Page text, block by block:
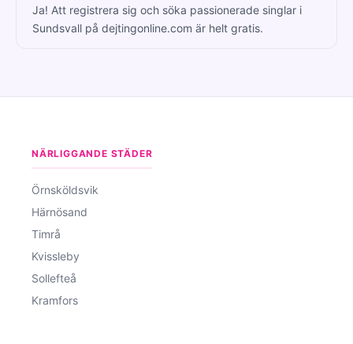
Ja! Att registrera sig och söka passionerade singlar i
Sundsvall på dejtingonline.com är helt gratis.
NÄRLIGGANDE STÄDER
Örnsköldsvik
Härnösand
Timrå
Kvissleby
Sollefteå
Kramfors